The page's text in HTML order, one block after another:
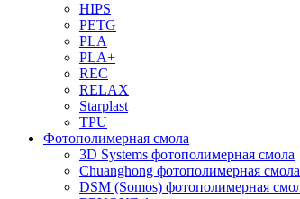
HIPS
PETG
PLA
PLA+
REC
RELAX
Starplast
TPU
Фотополимерная смола
3D Systems фотополимерная смола
Chuanghong фотополимерная смола
DSM (Somos) фотополимерная